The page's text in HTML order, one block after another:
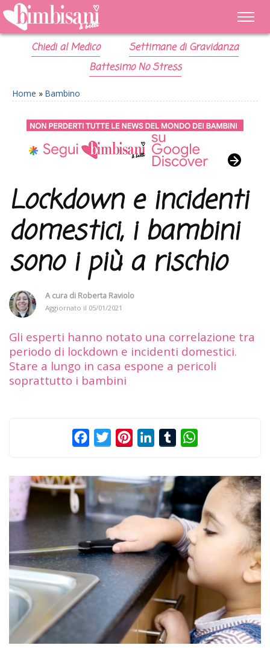
Chiedi al Medico
Settimane di Gravidanza
Battesimo No Stress
Home » Bambino
Lockdown e incidenti
domestici, i bambini
sono i più a rischio
A cura di Roberta Raviolo
Aggiornato il 05/01/2021
Gli esperti hanno notato una correlazione tra
periodo di lockdown e incidenti domestici.
Stare a lungo in casa espone a pericoli
soprattutto i bambini
FacebookTwitterPinterestLinkedInTumblr